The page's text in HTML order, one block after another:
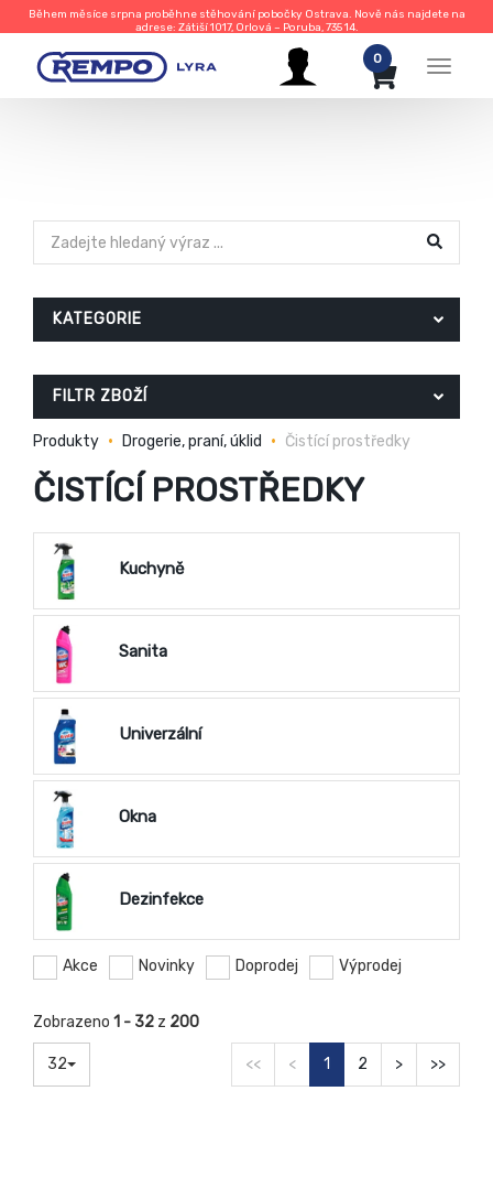
Během měsíce srpna proběhne stěhování pobočky Ostrava. Nově nás najdete na
adrese: Zátiší 1017, Orlová – Poruba, 735 14.
Menu
0
KATEGORIE
FILTR ZBOŽÍ
Produkty Drogerie, praní, úklid Čistící prostředky
ČISTÍCÍ PROSTŘEDKY
Kuchyně
Sanita
Univerzální
Okna
Dezinfekce
Akce Novinky Doprodej Výprodej
Zobrazeno 1 - 32 z 200
32 << < 1 2 > >>